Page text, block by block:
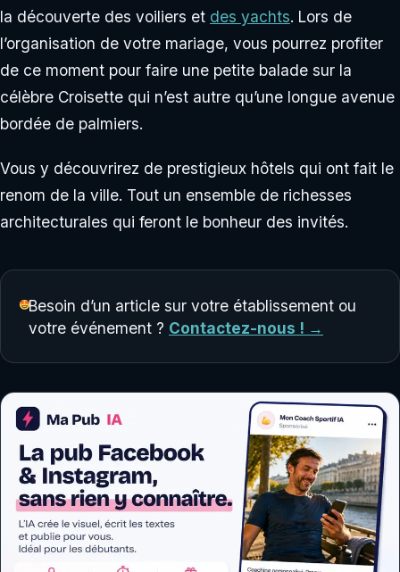
la découverte des voiliers et des yachts. Lors de
l’organisation de votre mariage, vous pourrez profiter
de ce moment pour faire une petite balade sur la
célèbre Croisette qui n’est autre qu’une longue avenue
bordée de palmiers.
Vous y découvrirez de prestigieux hôtels qui ont fait le
renom de la ville. Tout un ensemble de richesses
architecturales qui feront le bonheur des invités.
Besoin d’un article sur votre établissement ou
votre événement ? Contactez-nous ! →